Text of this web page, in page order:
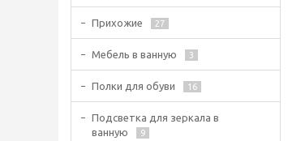
Прихожие 27
Мебель в ванную 3
Полки для обуви 16
Подсветка для зеркала в
ванную
9